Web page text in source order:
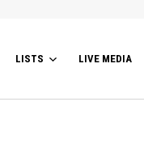
LISTS LIVE MEDIA